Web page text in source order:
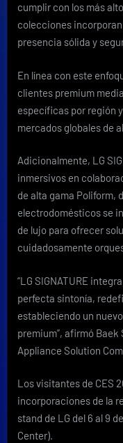
cumplir con los más
colecciones
presencia sólida y
En línea con este
clientes premium
específicas por región
mercados globales de
Adicionalmente, LG
inmersivos en
de alta gama Poliform,
electrodomésticos se
de lujo para ofrecer
cuidadosamente
“LG SIGNATURE
perfecta sintonía,
estableciendo un
premium”, afirmó
Appliance Solution
Los visitantes de CES
incorporaciones de la
stand de LG del 6 al 9
Center).